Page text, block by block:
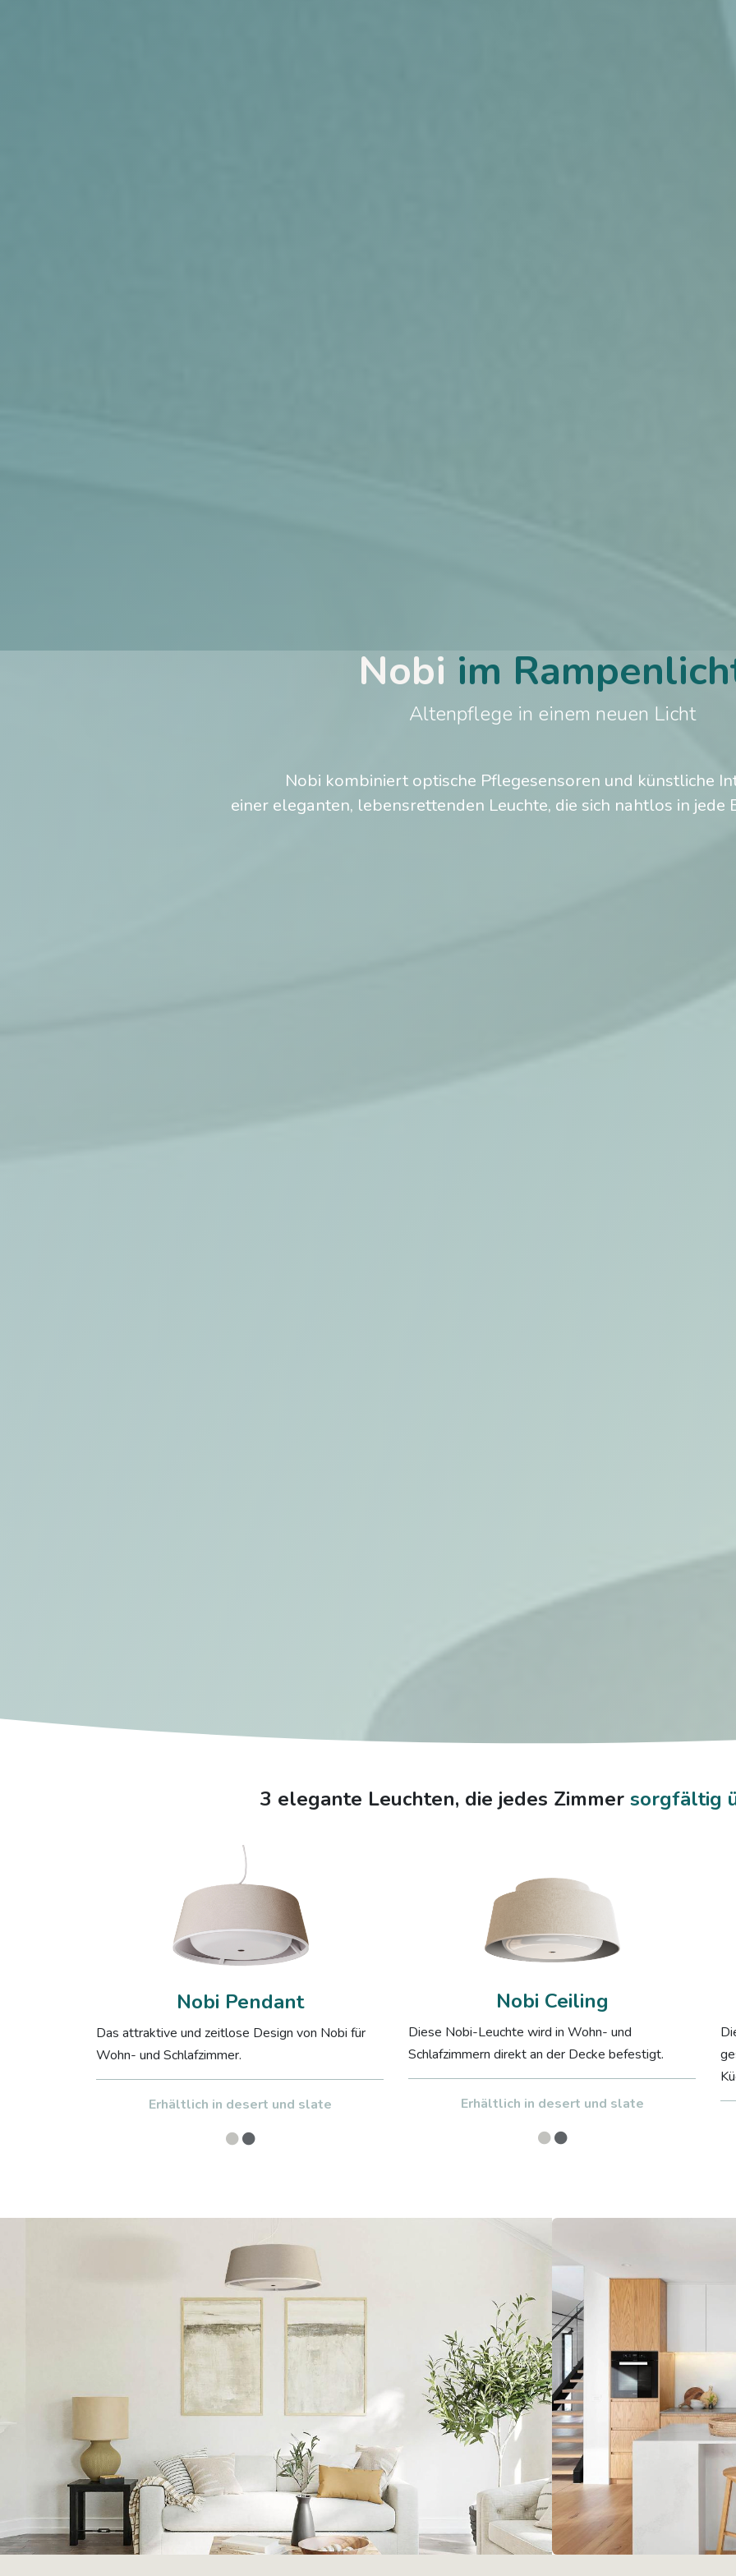
Nobi im
​Altenpflege in einem neuen Licht
​Nobi kombiniert optische Pflegesensoren und künstliche
einer eleganten, lebensrettenden Leuchte, die sich nahtlos in jede
3 elegante Leuchten, die jedes Zimmersorgfältig
Nobi Pendant
Das attraktive und zeitlose Design von Nobi für
Wohn- und Schlafzimmer.
Erhältlich in desert und slate
Nobi Ceiling
Diese Nobi-Leuchte wird in Wohn- und
Schlafzimmern direkt an der Decke befestigt.
Erhältlich in desert und slate